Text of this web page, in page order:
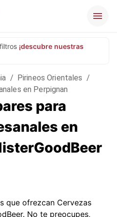
¡descubre nuestras
/ Pirineos Orientales /
en Perpignan
para
en
que ofrezcan Cervezas
No te preocupes,